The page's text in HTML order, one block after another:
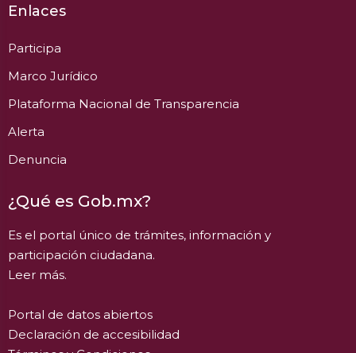
Enlaces
Participa
Marco Jurídico
Plataforma Nacional de Transparencia
Alerta
Denuncia
¿Qué es Gob.mx?
Es el portal único de trámites, información y
participación ciudadana.
Leer más.
Portal de datos abiertos
Declaración de accesibilidad